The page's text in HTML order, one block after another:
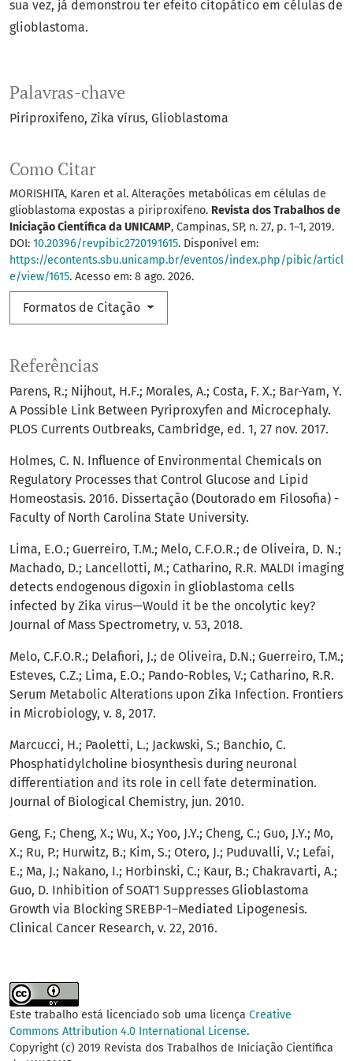
Palavras-chave
Piriproxifeno Zika vírus Glioblastoma
Como Citar
MORISHITA, Karen et al. Alterações metabólicas em células de
glioblastoma expostas a piriproxifeno. Revista dos Trabalhos de
Iniciação Científica da UNICAMP, Campinas, SP, n. 27, p. 1–1, 2019.
DOI: 10.20396/revpibic2720191615. Disponível em:
https://econtents.sbu.unicamp.br/eventos/index.php/pibic/articl
e/view/1615. Acesso em: 8 ago. 2026.
Formatos de Citação
sua vez, já demonstrou ter efeito citopático em células de
glioblastoma.
Referências
Parens, R.; Nijhout, H.F.; Morales, A.; Costa, F. X.; Bar-Yam, Y.
A Possible Link Between Pyriproxyfen and Microcephaly.
PLOS Currents Outbreaks, Cambridge, ed. 1, 27 nov. 2017.
Holmes, C. N. Influence of Environmental Chemicals on
Regulatory Processes that Control Glucose and Lipid
Homeostasis. 2016. Dissertação (Doutorado em Filosofia) -
Faculty of North Carolina State University.
Lima, E.O.; Guerreiro, T.M.; Melo, C.F.O.R.; de Oliveira, D. N.;
Machado, D.; Lancellotti, M.; Catharino, R.R. MALDI imaging
detects endogenous digoxin in glioblastoma cells
infected by Zika virus—Would it be the oncolytic key?
Journal of Mass Spectrometry, v. 53, 2018.
Melo, C.F.O.R.; Delafiori, J.; de Oliveira, D.N.; Guerreiro, T.M.;
Esteves, C.Z.; Lima, E.O.; Pando-Robles, V.; Catharino, R.R.
Serum Metabolic Alterations upon Zika Infection. Frontiers
in Microbiology, v. 8, 2017.
Marcucci, H.; Paoletti, L.; Jackwski, S.; Banchio, C.
Phosphatidylcholine biosynthesis during neuronal
differentiation and its role in cell fate determination.
Journal of Biological Chemistry, jun. 2010.
Geng, F.; Cheng, X.; Wu, X.; Yoo, J.Y.; Cheng, C.; Guo, J.Y.; Mo,
X.; Ru, P.; Hurwitz, B.; Kim, S.; Otero, J.; Puduvalli, V.; Lefai,
E.; Ma, J.; Nakano, I.; Horbinski, C.; Kaur, B.; Chakravarti, A.;
Guo, D. Inhibition of SOAT1 Suppresses Glioblastoma
Growth via Blocking SREBP-1–Mediated Lipogenesis.
Clinical Cancer Research, v. 22, 2016.
Este trabalho está licenciado sob uma licença Creative
Commons Attribution 4.0 International License.
Copyright (c) 2019 Revista dos Trabalhos de Iniciação Científica